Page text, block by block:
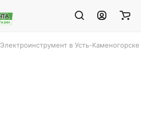
Электроинструмент в Усть-Каменогорске